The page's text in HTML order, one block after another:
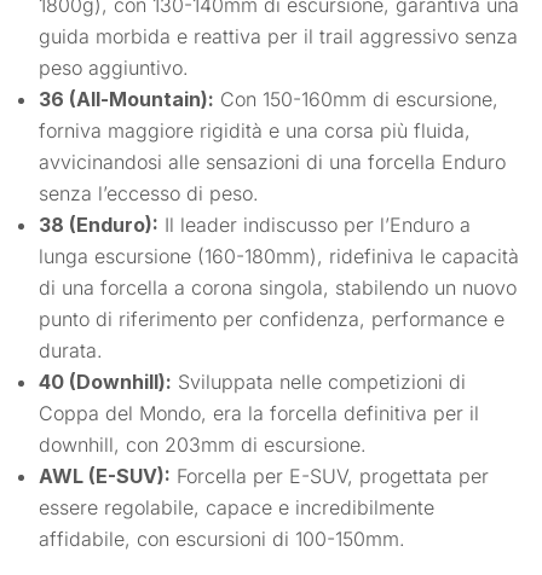
guida morbida e reattiva per il trail aggressivo senza
peso aggiuntivo.
36 (All-Mountain): Con 150-160mm di escursione,
forniva maggiore rigidità e una corsa più fluida,
avvicinandosi alle sensazioni di una forcella Enduro
senza l’eccesso di peso.
38 (Enduro): Il leader indiscusso per l’Enduro a
lunga escursione (160-180mm), ridefiniva le capacità
di una forcella a corona singola, stabilendo un nuovo
punto di riferimento per confidenza, performance e
durata.
40 (Downhill): Sviluppata nelle competizioni di
Coppa del Mondo, era la forcella definitiva per il
downhill, con 203mm di escursione.
AWL (E-SUV): Forcella per E-SUV, progettata per
essere regolabile, capace e incredibilmente
affidabile, con escursioni di 100-150mm.